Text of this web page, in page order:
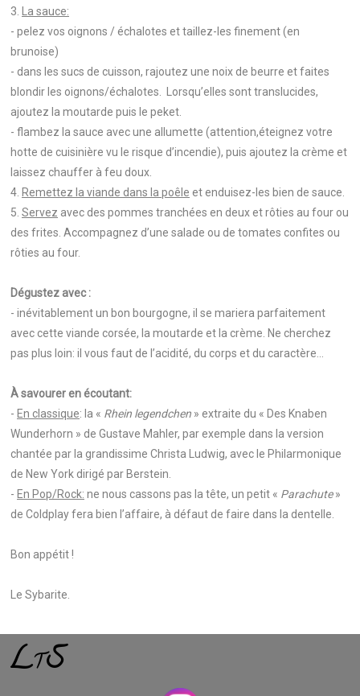
3.
La sauce:
- pelez vos oignons / échalotes et taillez-les finement (en
brunoise)
- dans les sucs de cuisson, rajoutez une noix de beurre et faites
blondir les oignons/échalotes. Lorsqu’elles sont translucides,
ajoutez la moutarde puis le peket.
- flambez la sauce avec une allumette (attention,éteignez votre
hotte de cuisinière vu le risque d’incendie), puis ajoutez la crème et
laissez chauffer à feu doux.
4. Remettez la viande dans la poêle et enduisez-les bien de sauce.
5. Servez avec des pommes tranchées en deux et rôties au four ou
des frites. Accompagnez d’une salade ou de tomates confites ou
rôties au four.
Dégustez avec :
- inévitablement un bon bourgogne, il se mariera parfaitement
avec cette viande corsée, la moutarde et la crème. Ne cherchez
pas plus loin: il vous faut de l’acidité, du corps et du caractère...
À savourer en écoutant:
- En classique: la « Rhein legendchen » extraite du « Des Knaben
Wunderhorn » de Gustave Mahler, par exemple dans la version
chantée par la grandissime Christa Ludwig, avec le Philarmonique
de New York dirigé par Berstein.
- En Pop/Rock: ne nous cassons pas la tête, un petit « Parachute»
de Coldplay fera bien l’affaire, à défaut de faire dans la dentelle.
Bon appétit !
Le Sybarite.
LTS